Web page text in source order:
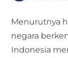
Menurutnya
negara
Indonesia